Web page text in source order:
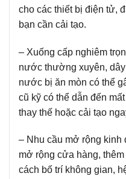
cho các thiết bị điện tử,
bạn cần cải tạo.
– Xuống cấp nghiêm
nước thường xuyên,
nước bị ăn mòn có thể
cũ kỹ có thể dẫn đến
thay thế hoặc cải tạo
– Nhu cầu mở rộng kinh
mở rộng cửa hàng,
cách bố trí không gian,